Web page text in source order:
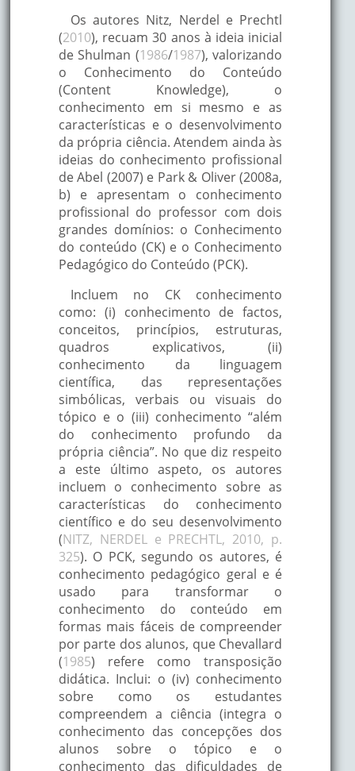
Os autores Nitz, Nerdel e Prechtl
(2010), recuam 30 anos à ideia inicial
de Shulman (1986/1987), valorizando
o Conhecimento do Conteúdo
(Content Knowledge), o
conhecimento em si mesmo e as
características e o desenvolvimento
da própria ciência. Atendem ainda às
ideias do conhecimento profissional
de Abel (2007) e Park & Oliver (2008a,
b) e apresentam o conhecimento
profissional do professor com dois
grandes domínios: o Conhecimento
do conteúdo (CK) e o Conhecimento
Pedagógico do Conteúdo (PCK).
Incluem no CK conhecimento
como: (i) conhecimento de factos,
conceitos, princípios, estruturas,
quadros explicativos, (ii)
conhecimento da linguagem
científica, das representações
simbólicas, verbais ou visuais do
tópico e o (iii) conhecimento “além
do conhecimento profundo da
própria ciência”. No que diz respeito
a este último aspeto, os autores
incluem o conhecimento sobre as
características do conhecimento
científico e do seu desenvolvimento
(NITZ, NERDEL e PRECHTL, 2010, p.
325). O PCK, segundo os autores, é
conhecimento pedagógico geral e é
usado para transformar o
conhecimento do conteúdo em
formas mais fáceis de compreender
por parte dos alunos, que Chevallard
(1985) refere como transposição
didática. Inclui: o (iv) conhecimento
sobre como os estudantes
compreendem a ciência (integra o
conhecimento das concepções dos
alunos sobre o tópico e o
conhecimento das dificuldades de